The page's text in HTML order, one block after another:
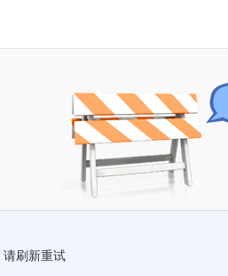
请刷新重试